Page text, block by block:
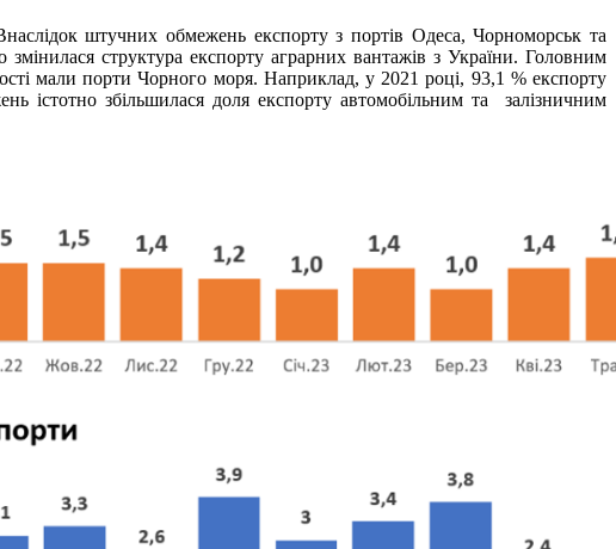
штучних обмежень експорту з портів Одеса, Чорноморськ та
структура експорту аграрних вантажів з України. Головним
мали порти Чорного моря. Наприклад, у 2021 році, 93,1 % експорту
істотно збільшилася доля експорту автомобільним та залізничним